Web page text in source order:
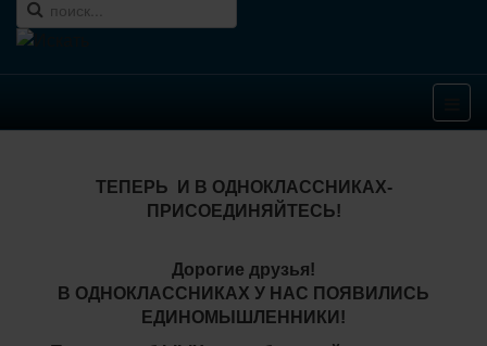
ТЕПЕРЬ И В ОДНОКЛАССНИКАХ-
ПРИСОЕДИНЯЙТЕСЬ!
Дорогие друзья!
В ОДНОКЛАССНИКАХ У НАС ПОЯВИЛИСЬ
ЕДИНОМЫШЛЕННИКИ!